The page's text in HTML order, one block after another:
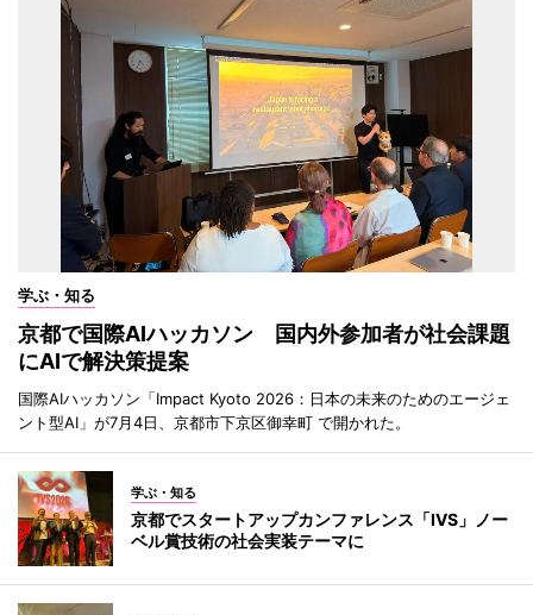
学ぶ・知る
京都で国際AIハッカソン 国内外参加者が社会課題
にAIで解決策提案
国際AIハッカソン「Impact Kyoto 2026：日本の未来のためのエージェ
ント型AI」が7月4日、京都市下京区御幸町 で開かれた。
学ぶ・知る
京都でスタートアップカンファレンス「IVS」ノー
ベル賞技術の社会実装テーマに